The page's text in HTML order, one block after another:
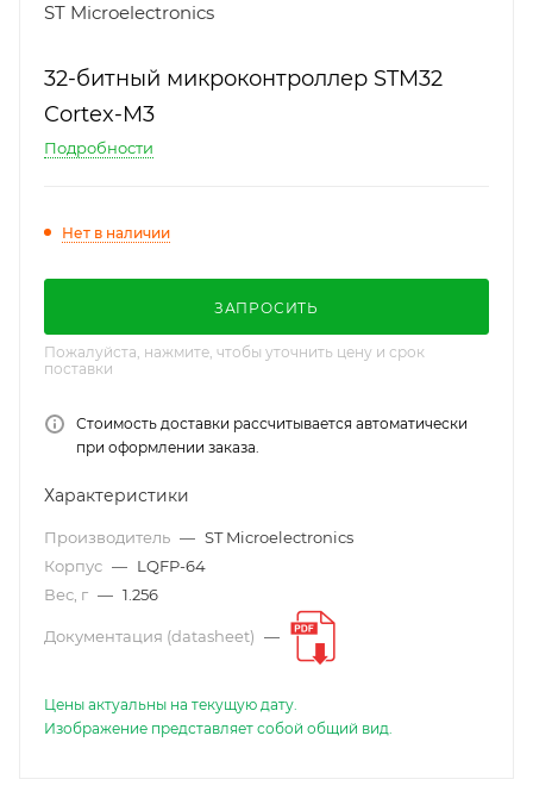
ST Microelectronics
32-битный микроконтроллер STM32
Cortex-M3
Подробности
Нет в наличии
ЗАПРОСИТЬ
Пожалуйста, нажмите, чтобы уточнить цену и срок
поставки
Стоимость доставки рассчитывается автоматически
при оформлении заказа.
Характеристики
Производитель — ST Microelectronics
Корпус — LQFP-64
Вес, г — 1.256
Документация (datasheet) —
Цены актуальны на текущую дату.
Изображение представляет собой общий вид.